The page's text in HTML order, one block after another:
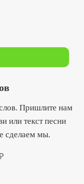
Пришлите нам
или текст песни
сделаем мы.